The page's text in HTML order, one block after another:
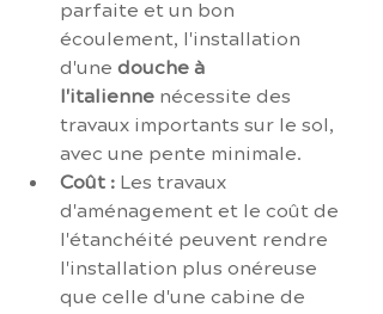
parfaite et un bon
écoulement, l'installation
d'une douche à
l'italienne nécessite des
travaux importants sur le sol,
avec une pente minimale.
Coût : Les travaux
d'aménagement et le coût de
l'étanchéité peuvent rendre
l'installation plus onéreuse
que celle d'une cabine de